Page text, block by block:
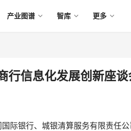
产业图谱 智库 更多
行信息化发展创新座谈
际银行、城银清算服务有限责任